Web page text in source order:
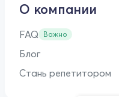
О компании
FAQ Важно
Блог
Стань репетитором